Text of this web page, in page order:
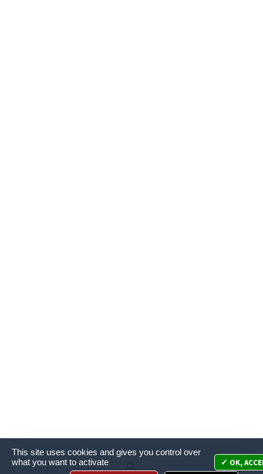
This site uses cookies and gives you control over
what you want to activate
OK,